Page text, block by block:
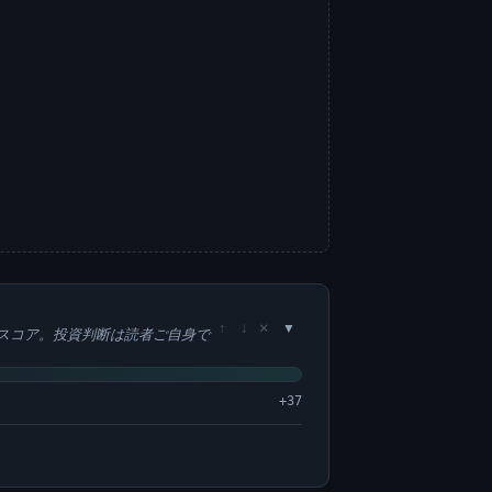
コア。投資判断は読者ご自身で ↑ ↓ ×
+37